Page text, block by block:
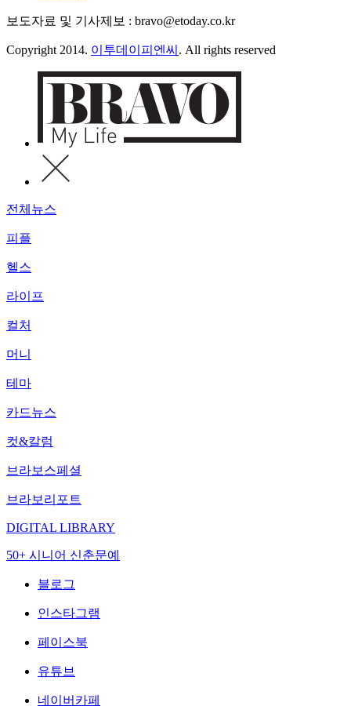
보도자료 및 기사제보 : bravo@etoday.co.kr
Copyright 2014. 이투데이피엔씨 . All rights reserved
전체뉴스
피플
헬스
라이프
컬처
머니
테마
카드뉴스
컷&칼럼
브라보스페셜
브라보리포트
DIGITAL LIBRARY
50+ 시니어 신춘문예
블로그
인스타그램
페이스북
유튜브
네이버카페